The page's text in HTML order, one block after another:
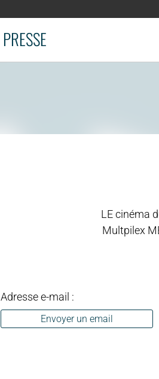
PRESSE
LE cinéma
Multpilex
Adresse e-mail :
Envoyer un email